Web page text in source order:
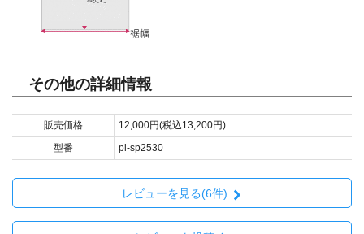
その他の詳細情報
販売価格
12,000円(税込13,200円)
型番
pl-sp2530
レビューを見る(6件)